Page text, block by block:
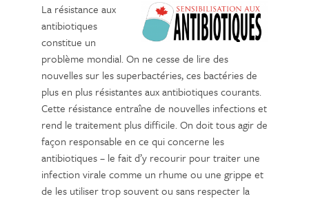
La résistance aux
antibiotiques
constitue un
problème mondial. On ne cesse de lire des
nouvelles sur les superbactéries, ces bactéries de
plus en plus résistantes aux antibiotiques courants.
Cette résistance entraîne de nouvelles infections et
rend le traitement plus difficile. On doit tous agir de
façon responsable en ce qui concerne les
antibiotiques – le fait d’y recourir pour traiter une
infection virale comme un rhume ou une grippe et
de les utiliser trop souvent ou sans respecter la